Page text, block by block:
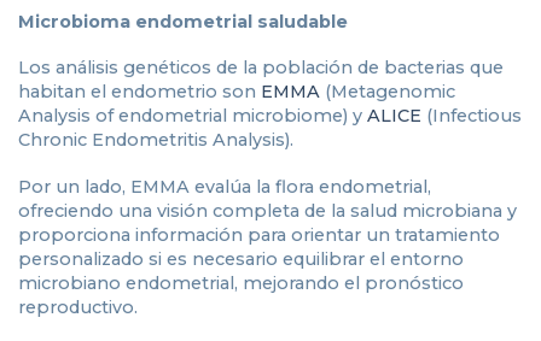
Microbioma endometrial saludable
Los análisis genéticos de la población de bacterias que
habitan el endometrio son EMMA (Metagenomic
Analysis of endometrial microbiome) y ALICE (Infectious
Chronic Endometritis Analysis).
Por un lado, EMMA evalúa la flora endometrial,
ofreciendo una visión completa de la salud microbiana y
proporciona información para orientar un tratamiento
personalizado si es necesario equilibrar el entorno
microbiano endometrial, mejorando el pronóstico
reproductivo.